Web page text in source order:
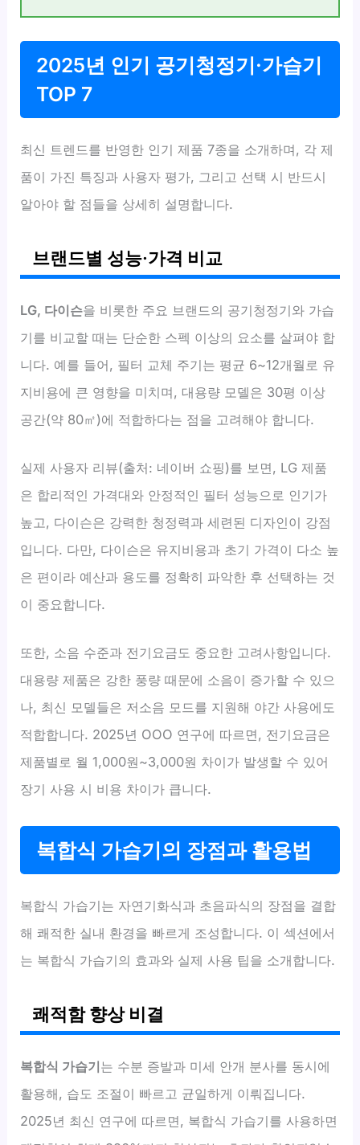
2025년 인기 공기청정기·가습기
TOP 7
최신 트렌드를 반영한 인기 제품 7종을 소개하며, 각 제
품이 가진 특징과 사용자 평가, 그리고 선택 시 반드시
알아야 할 점들을 상세히 설명합니다.
브랜드별 성능·가격 비교
LG, 다이슨을 비롯한 주요 브랜드의 공기청정기와 가습
기를 비교할 때는 단순한 스펙 이상의 요소를 살펴야 합
니다. 예를 들어, 필터 교체 주기는 평균 6~12개월로 유
지비용에 큰 영향을 미치며, 대용량 모델은 30평 이상
공간(약 80㎡)에 적합하다는 점을 고려해야 합니다.
실제 사용자 리뷰(출처: 네이버 쇼핑)를 보면, LG 제품
은 합리적인 가격대와 안정적인 필터 성능으로 인기가
높고, 다이슨은 강력한 청정력과 세련된 디자인이 강점
입니다. 다만, 다이슨은 유지비용과 초기 가격이 다소 높
은 편이라 예산과 용도를 정확히 파악한 후 선택하는 것
이 중요합니다.
또한, 소음 수준과 전기요금도 중요한 고려사항입니다.
대용량 제품은 강한 풍량 때문에 소음이 증가할 수 있으
나, 최신 모델들은 저소음 모드를 지원해 야간 사용에도
적합합니다. 2025년 OOO 연구에 따르면, 전기요금은
제품별로 월 1,000원~3,000원 차이가 발생할 수 있어
장기 사용 시 비용 차이가 큽니다.
복합식 가습기의 장점과 활용법
복합식 가습기는 자연기화식과 초음파식의 장점을 결합
해 쾌적한 실내 환경을 빠르게 조성합니다. 이 섹션에서
는 복합식 가습기의 효과와 실제 사용 팁을 소개합니다.
쾌적함 향상 비결
복합식 가습기는 수분 증발과 미세 안개 분사를 동시에
활용해, 습도 조절이 빠르고 균일하게 이뤄집니다.
2025년 최신 연구에 따르면, 복합식 가습기를 사용하면